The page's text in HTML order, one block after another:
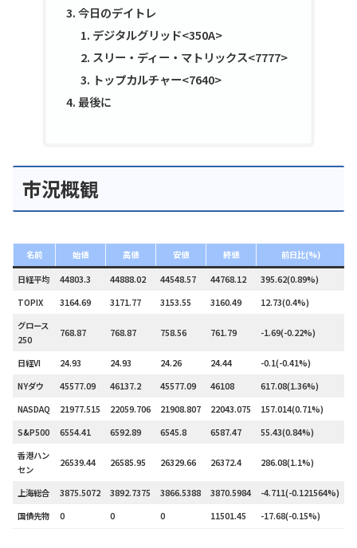
今日のデイトレ
デジタルグリッド<350A>
スリー・ディー・マトリックス<7777>
トップカルチャー<7640>
最後に
市況概観
名前 始値 高値 安値 終値 前日比(%)
日経平均 44803.3 44888.02 44548.57 44768.12 395.62(0.89%)
TOPIX
3164.69 3171.77 3153.55 3160.49 12.73(0.4%)
グロース
250
768.87 768.87 758.56 761.79 -1.69(-0.22%)
日経VI 24.93 24.93 24.26 24.44 -0.1(-0.41%)
NYダウ
45577.09 46137.2 45577.09 46108 617.08(1.36%)
NASDAQ
21977.515 22059.706 21908.807 22043.075 157.014(0.71%)
S&P500
6554.41 6592.89 6545.8 6587.47 55.43(0.84%)
香港ハン
セン
26539.44 26585.95 26329.66 26372.4 286.08(1.1%)
上海総合 3875.5072 3892.7375 3866.5388 3870.5984 -4.711(-0.121564%)
国債先物
0 0 0 11501.45 -17.68(-0.15%)